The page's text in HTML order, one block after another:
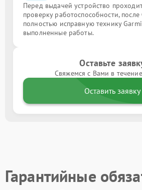
Перед выдачей устройство
проверку работоспособности, после
полностью исправную технику
выполненные работы.
Оставьте
Свяжемся с Вами в
Оставить заявку
Гарантийные